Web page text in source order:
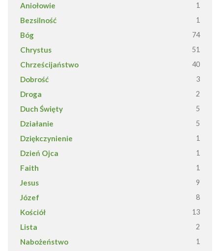
Aniołowie 1
Bezsilność 1
Bóg 74
Chrystus 51
Chrześcijaństwo 40
Dobrość 3
Droga 2
Duch Święty 5
Działanie 5
Dziękczynienie 1
Dzień Ojca 1
Faith 1
Jesus 9
Józef 8
Kościół 13
Lista 2
Nabożeństwo 1